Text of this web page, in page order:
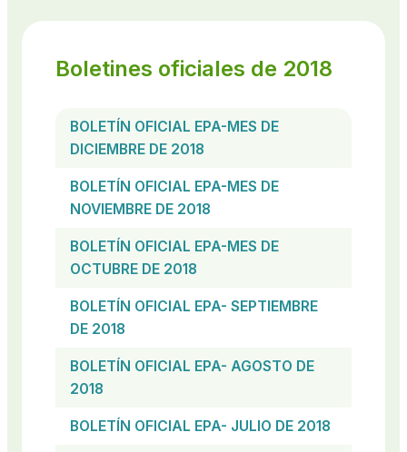
Boletines oficiales de 2018
BOLETÍN OFICIAL EPA-MES DE
DICIEMBRE DE 2018
BOLETÍN OFICIAL EPA-MES DE
NOVIEMBRE DE 2018
BOLETÍN OFICIAL EPA-MES DE
OCTUBRE DE 2018
BOLETÍN OFICIAL EPA- SEPTIEMBRE
DE 2018
BOLETÍN OFICIAL EPA- AGOSTO DE
2018
BOLETÍN OFICIAL EPA- JULIO DE 2018